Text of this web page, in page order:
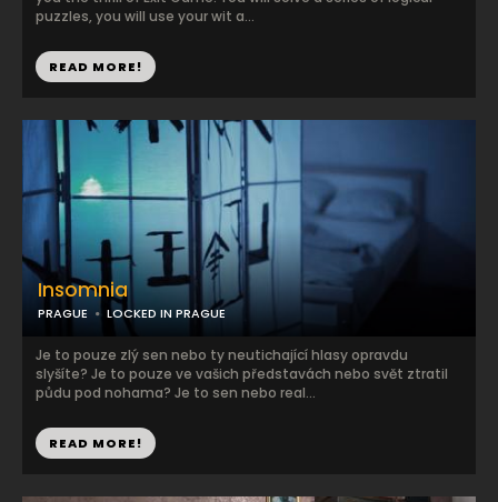
puzzles, you will use your wit a...
READ MORE!
Insomnia
PRAGUE LOCKED IN PRAGUE
Je to pouze zlý sen nebo ty neutichající hlasy opravdu
slyšíte? Je to pouze ve vašich představách nebo svět ztratil
půdu pod nohama? Je to sen nebo real...
READ MORE!